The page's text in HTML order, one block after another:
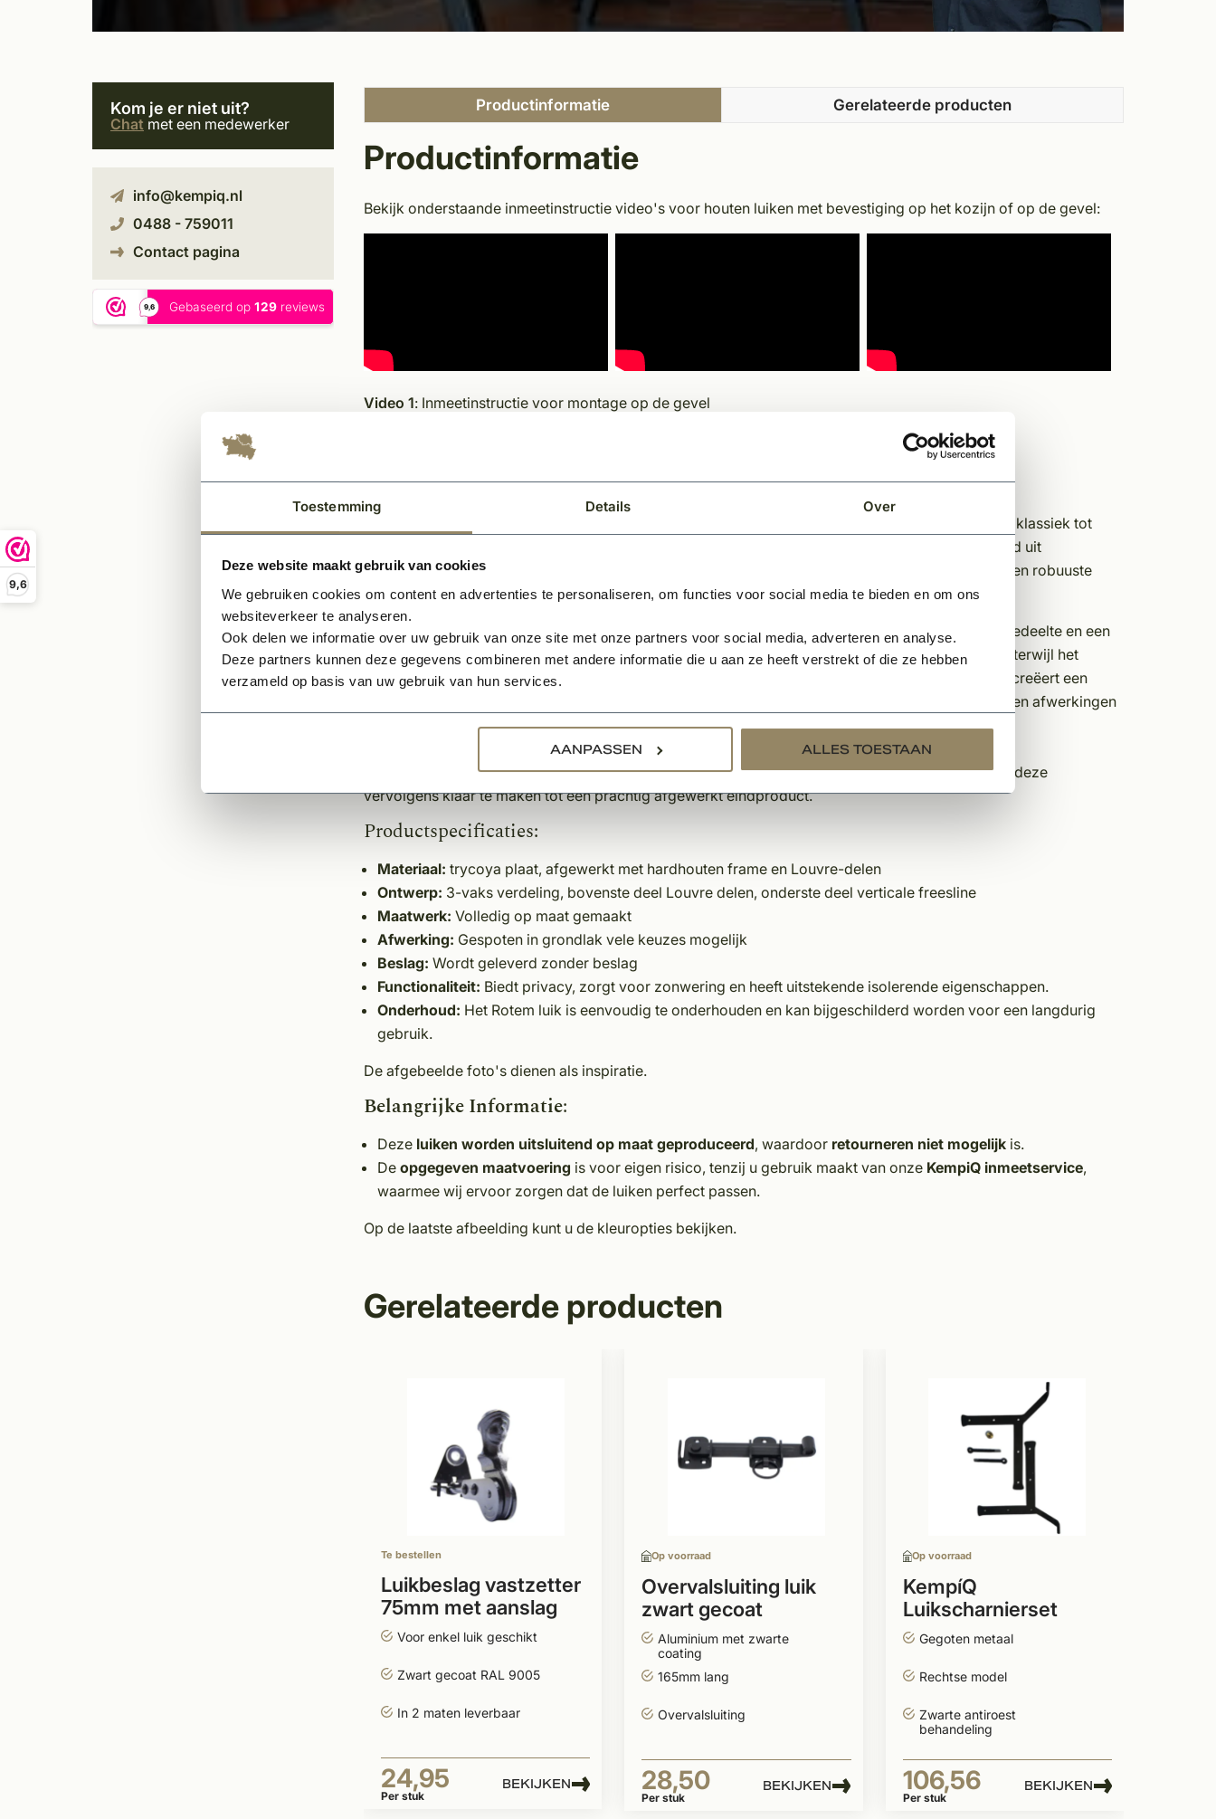
Toestemming Details Over
Deze website maakt gebruik van cookies
We gebruiken cookies om content en advertenties te personaliseren, om functies voor social media te bieden en om ons
websiteverkeer te analyseren.
Ook delen we informatie over uw gebruik van onze site met onze partners voor social media, adverteren en analyse.
Deze partners kunnen deze gegevens combineren met andere informatie die u aan ze heeft verstrekt of die ze hebben
verzameld op basis van uw gebruik van hun services.
AANPASSEN ALLES TOESTAAN
9,6
Productinformatie Gerelateerde producten
Kom je er niet uit?
Chat met een medewerker
info@kempiq.nl
0488 - 759011
Contact pagina
Productinformatie
Bekijk onderstaande inmeetinstructie video's voor houten luiken met bevestiging op het kozijn of op de gevel:
Video 1: Inmeetinstructie voor montage op de gevel
Massief hardhouten luiken op maat model Rotem
Het massief hardhouten luik type Rotem is de perfecte keuze voor verschillende bouwstijlen, van klassiek tot
modern. Een populaire toepassing van dit luik is in de Kempische bouwstijl. Het luik is vervaardigd uit
hoogwaardig duurzaam hardhout, geschilderd of naturel, wat zorgt voor zowel schoonheid als een robuuste
uitstraling.
Het ontwerp van het Rotem luik bestaat uit meerdere panelen, met een combinatie van een vlak gedeelte en een
Louvre-deel voor optimale lichtregulatie. Dit helpt om de temperatuur in uw woning te reguleren, terwijl het
tegelijkertijd de gewenste privacy biedt zonder afbreuk te doen aan de lichtinval. Het Rotem luik creëert een
warme, uitnodigende sfeer aan uw woning, met de mogelijkheid om te kiezen uit diverse kleuren en afwerkingen
die passen bij uw interieur.
Wij werken met A-kwaliteit materialen en verzagen alles in de fabriek op elke gewenste maat om deze
vervolgens klaar te maken tot een prachtig afgewerkt eindproduct.
Productspecificaties:
Materiaal: trycoya plaat, afgewerkt met hardhouten frame en Louvre-delen
Ontwerp: 3-vaks verdeling, bovenste deel Louvre delen, onderste deel verticale freesline
Maatwerk: Volledig op maat gemaakt
Afwerking: Gespoten in grondlak vele keuzes mogelijk
Beslag: Wordt geleverd zonder beslag
Functionaliteit: Biedt privacy, zorgt voor zonwering en heeft uitstekende isolerende eigenschappen.
Onderhoud: Het Rotem luik is eenvoudig te onderhouden en kan bijgeschilderd worden voor een langdurig
gebruik.
De afgebeelde foto's dienen als inspiratie.
Belangrijke Informatie:
Deze luiken worden uitsluitend op maat geproduceerd, waardoor retourneren niet mogelijk is.
De opgegeven maatvoering is voor eigen risico, tenzij u gebruik maakt van onze KempiQ inmeetservice,
waarmee wij ervoor zorgen dat de luiken perfect passen.
Op de laatste afbeelding kunt u de kleuropties bekijken.
Gerelateerde producten
Te bestellen
Luikbeslag vastzetter
75mm met aanslag
Voor enkel luik geschikt
Zwart gecoat RAL 9005
In 2 maten leverbaar
24,95
Per stuk
BEKIJKEN
Op voorraad
Overvalsluiting luik
zwart gecoat
aluminium
Aluminium met zwarte
coating
165mm lang
Overvalsluiting
28,50
Per stuk
BEKIJKEN
Op voorraad
KempíQ
Luikscharnierset
RECHTS zwart
Gegoten metaal
Rechtse model
Zwarte antiroest
behandeling
106,56
Per stuk
BEKIJKEN